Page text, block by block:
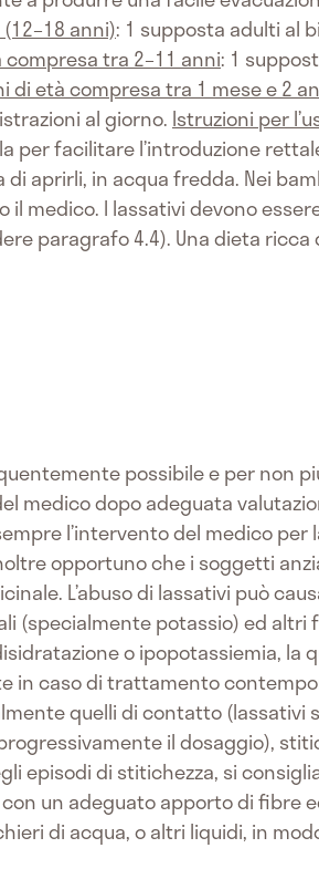
anni): 1 supposta adulti al
tra 2–11 anni: 1
di età compresa tra 1 mese e 2
al giorno. Istruzioni per
per facilitare l’introduzione
aprirli, in acqua fredda. Nei
il medico. I lassativi devono
paragrafo 4.4). Una dieta ricca
possibile e per non
medico dopo adeguata
l’intervento del medico per
opportuno che i soggetti
L’abuso di lassativi può
(specialmente potassio) ed altri
o ipopotassiemia,
in caso di trattamento
quelli di contatto
il dosaggio),
episodi di stitichezza, si
un adeguato apporto di fibre
di acqua, o altri liquidi, in